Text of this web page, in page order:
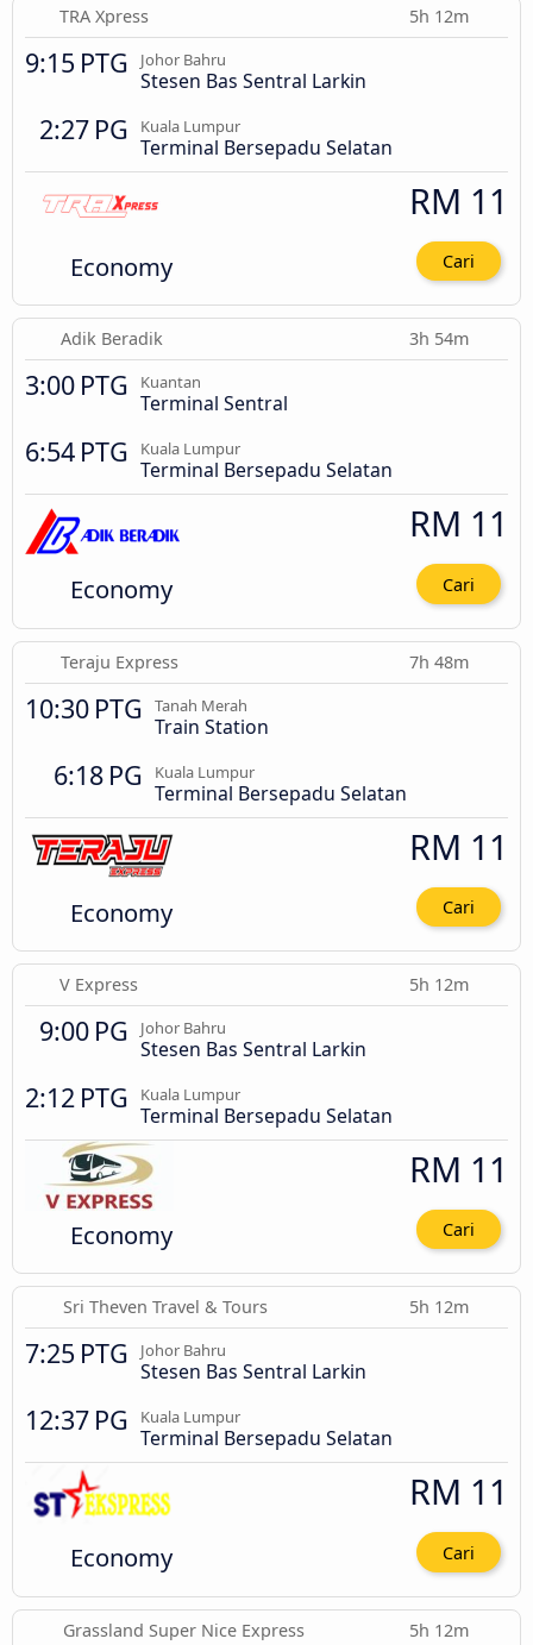
TRA Xpress 5h 12m
9:15 PTG Johor Bahru
Stesen Bas Sentral Larkin
2:27 PG Kuala Lumpur
Terminal Bersepadu Selatan
Economy
RM 11
Cari
Adik Beradik 3h 54m
3:00 PTG Kuantan
Terminal Sentral
6:54 PTG Kuala Lumpur
Terminal Bersepadu Selatan
Economy
RM 11
Cari
Teraju Express 7h 48m
10:30 PTG Tanah Merah
Train Station
6:18 PG Kuala Lumpur
Terminal Bersepadu Selatan
Economy
RM 11
Cari
V Express 5h 12m
9:00 PG Johor Bahru
Stesen Bas Sentral Larkin
2:12 PTG Kuala Lumpur
Terminal Bersepadu Selatan
Economy
RM 11
Cari
Sri Theven Travel & Tours 5h 12m
7:25 PTG Johor Bahru
Stesen Bas Sentral Larkin
12:37 PG Kuala Lumpur
Terminal Bersepadu Selatan
Economy
RM 11
Cari
Grassland Super Nice Express 5h 12m